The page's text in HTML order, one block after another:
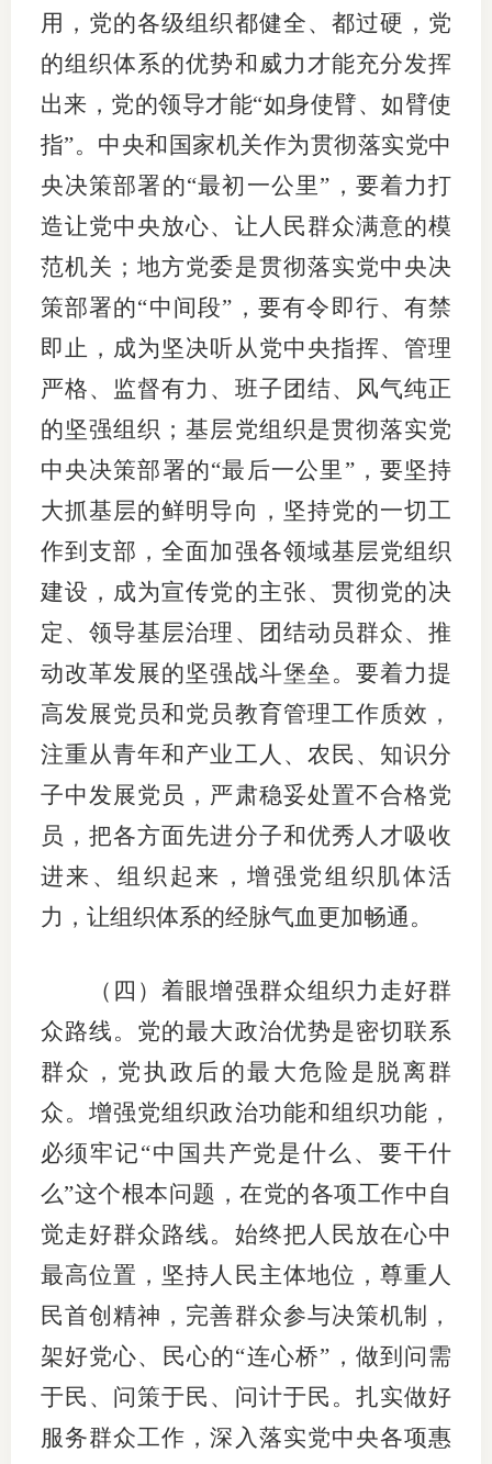
用，党的各级组织都健全、都过硬，党
的组织体系的优势和威力才能充分发挥
出来，党的领导才能“如身使臂、如臂使
指”。中央和国家机关作为贯彻落实党中
央决策部署的“最初一公里”，要着力打
造让党中央放心、让人民群众满意的模
范机关；地方党委是贯彻落实党中央决
策部署的“中间段”，要有令即行、有禁
即止，成为坚决听从党中央指挥、管理
严格、监督有力、班子团结、风气纯正
的坚强组织；基层党组织是贯彻落实党
中央决策部署的“最后一公里”，要坚持
大抓基层的鲜明导向，坚持党的一切工
作到支部，全面加强各领域基层党组织
建设，成为宣传党的主张、贯彻党的决
定、领导基层治理、团结动员群众、推
动改革发展的坚强战斗堡垒。要着力提
高发展党员和党员教育管理工作质效，
注重从青年和产业工人、农民、知识分
子中发展党员，严肃稳妥处置不合格党
员，把各方面先进分子和优秀人才吸收
进来、组织起来，增强党组织肌体活
力，让组织体系的经脉气血更加畅通。
（四）着眼增强群众组织力走好群
众路线。党的最大政治优势是密切联系
群众，党执政后的最大危险是脱离群
众。增强党组织政治功能和组织功能，
必须牢记“中国共产党是什么、要干什
么”这个根本问题，在党的各项工作中自
觉走好群众路线。始终把人民放在心中
最高位置，坚持人民主体地位，尊重人
民首创精神，完善群众参与决策机制，
架好党心、民心的“连心桥”，做到问需
于民、问策于民、问计于民。扎实做好
服务群众工作，深入落实党中央各项惠